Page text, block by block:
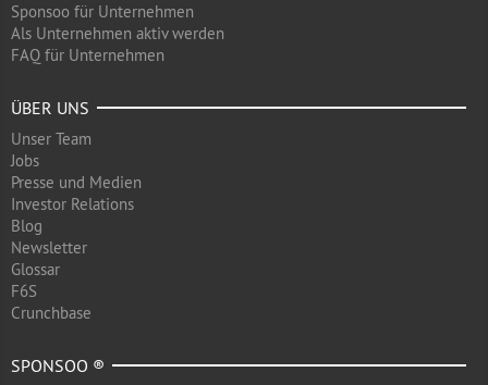
Sponsoo für Unternehmen
Als Unternehmen aktiv werden
FAQ für Unternehmen
ÜBER UNS
Unser Team
Jobs
Presse und Medien
Investor Relations
Blog
Newsletter
Glossar
F6S
Crunchbase
SPONSOO ®